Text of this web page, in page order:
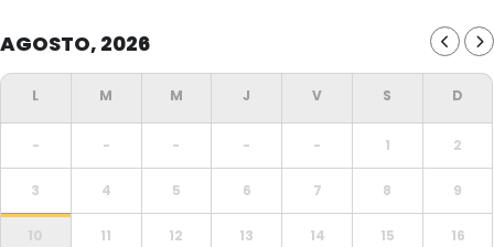
AGOSTO, 2026
- - - - - 1 2
3 4 5 6 7 8 9
10 11 12 13 14 15 16